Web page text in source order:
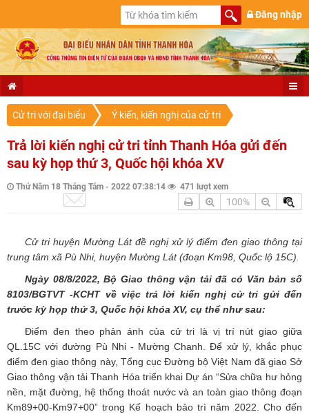
Đăng nhập
Cử tri với đại biểu Ý kiến, kiến nghị của cử tri
Trả lời kiến nghị cử tri tỉnh Thanh Hóa gửi đến
sau kỳ họp thứ 3, Quốc hội khóa XV
Thứ Năm 18 Tháng Tám - 2022 07:38:14 471 lượt xem
100%
Cử tri huyện Mường Lát đề nghị xử lý điểm đen giao thông tại
trung tâm xã Pù Nhi, huyện Mường Lát (đoạn Km98, Quốc lộ 15C).
Ngày 08/8/2022, Bộ Giao thông vận tải đã có Văn bản số
8103/BGTVT -KCHT về việc trả lời kiến nghị cử tri gửi đến
trước kỳ họp thứ 3, Quốc hội khóa XV, cụ thể như sau:
Điểm đen theo phản ánh của cử tri là vị trí nút giao giữa
QL.15C với đường Pù Nhi - Mường Chanh. Để xử lý, khắc phục
điểm đen giao thông này, Tổng cục Đường bộ Việt Nam đã giao Sở
Giao thông vận tải Thanh Hóa triển khai Dự án “Sửa chữa hư hỏng
nền, mặt đường, hệ thống thoát nước và an toàn giao thông đoạn
Km89+00-Km97+00” trong Kế hoạch bảo trì năm 2022. Cho đến